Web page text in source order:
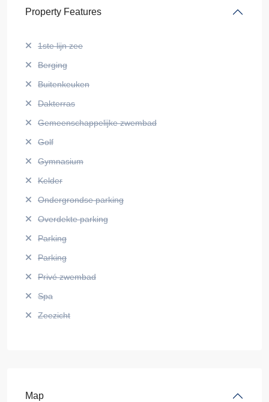
Property Features
1ste lijn zee
Berging
Buitenkeuken
Dakterras
Gemeenschappelijke zwembad
Golf
Gymnasium
Kelder
Ondergrondse parking
Overdekte parking
Parking
Parking
Privé zwembad
Spa
Zeezicht
Map